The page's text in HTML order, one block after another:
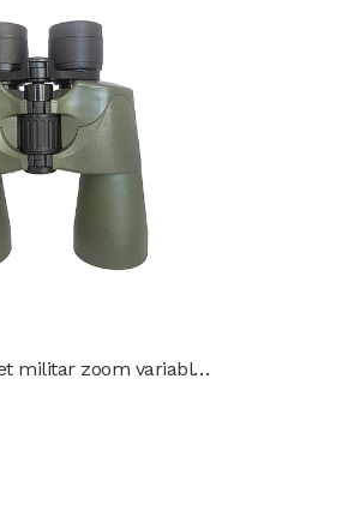
Binocular Comet militar zoom variable 10-24x50